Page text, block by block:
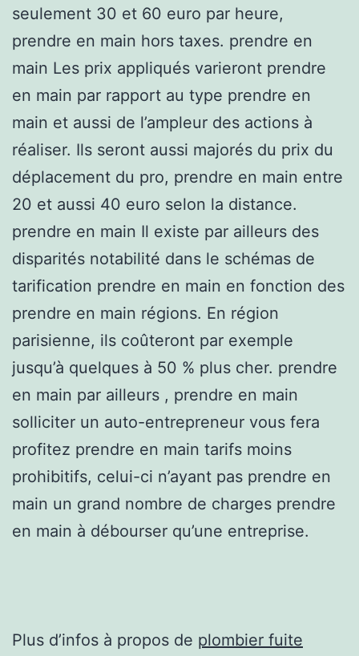
seulement 30 et 60 euro par heure,
prendre en main hors taxes. prendre en
main Les prix appliqués varieront prendre
en main par rapport au type prendre en
main et aussi de l’ampleur des actions à
réaliser. Ils seront aussi majorés du prix du
déplacement du pro, prendre en main entre
20 et aussi 40 euro selon la distance.
prendre en main Il existe par ailleurs des
disparités notabilité dans le schémas de
tarification prendre en main en fonction des
prendre en main régions. En région
parisienne, ils coûteront par exemple
jusqu’à quelques à 50 % plus cher. prendre
en main par ailleurs , prendre en main
solliciter un auto-entrepreneur vous fera
profitez prendre en main tarifs moins
prohibitifs, celui-ci n’ayant pas prendre en
main un grand nombre de charges prendre
en main à débourser qu’une entreprise.
Plus d’infos à propos de plombier fuite